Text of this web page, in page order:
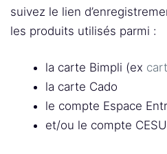
suivez le lien
les produits utilisés parmi :
la carte Bimpli (ex
la carte Cado
le compte Espace
et/ou le compte CESU